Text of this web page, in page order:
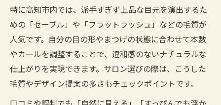
特に高知市内では、派手すぎず上品な目元を演出するた
めの「セーブル」や「フラットラッシュ」などの毛質が
人気です。自分の目の形やまつげの状態に合わせて本数
やカールを調整することで、違和感のないナチュラルな
仕上がりを実現できます。サロン選びの際は、こうした
毛質やデザイン提案の多さもチェックポイントです。